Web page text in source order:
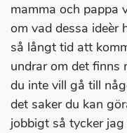
mamma och pappa
om vad dessa ideèr
så långt tid att
undrar om det
du inte vill gå till
det saker du kan
jobbigt så tycker